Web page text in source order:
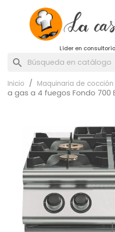
Líder en
search
Inicio Maquinaria de cocción
a gas a 4 fuegos Fondo 700